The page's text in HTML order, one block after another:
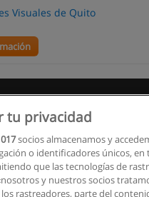
Visuales de Quito
tu privacidad
socios almacenamos y
o identificadores únicos, en
que las tecnologías de
y nuestros socios
rastreadores, parte del